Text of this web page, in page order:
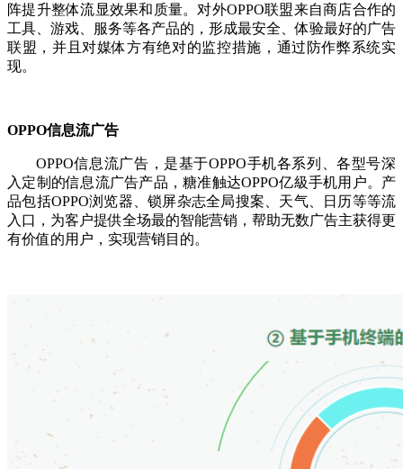
阵提升整体流显效果和质量。对外OPPO联盟来自商店合作的
工具、游戏、服务等各产品的，形成最安全、体验最好的广告
联盟，并且对媒体方有绝对的监控措施，通过防作弊系统实
现。
OPPO信息流广告
OPPO信息流广告，是基于OPPO手机各系列、各型号深
入定制的信息流广告产品，糖准触达OPPO亿級手机用户。产
品包括OPPO浏览器、锁屏杂志全局搜案、天气、日历等等流
入口，为客户提供全场最的智能营销，帮助无数广告主获得更
有价值的用户，实现营销目的。